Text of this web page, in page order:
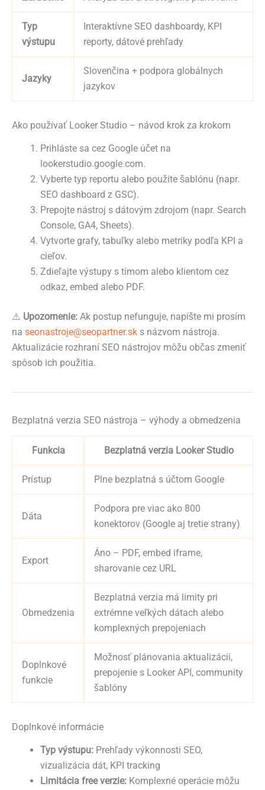
Typ
výstupu
Interaktívne SEO dashboardy, KPI
reporty, dátové prehľady
Jazyky
Slovenčina + podpora globálnych
jazykov
Ako používať Looker Studio – návod krok za krokom
Prihláste sa cez Google účet na
lookerstudio.google.com.
Vyberte typ reportu alebo použite šablónu (napr.
SEO dashboard z GSC).
Prepojte nástroj s dátovým zdrojom (napr. Search
Console, GA4, Sheets).
Vytvorte grafy, tabuľky alebo metriky podľa KPI a
cieľov.
Zdieľajte výstupy s tímom alebo klientom cez
odkaz, embed alebo PDF.
⚠️ Upozornenie: Ak postup nefunguje, napíšte mi prosím
na seonastroje@seopartner.sk s názvom nástroja.
Aktualizácie rozhraní SEO nástrojov môžu občas zmeniť
spôsob ich použitia.
Bezplatná verzia SEO nástroja – výhody a obmedzenia
Funkcia Bezplatná verzia Looker Studio
Prístup Plne bezplatná s účtom Google
Dáta
Podpora pre viac ako 800
konektorov (Google aj tretie strany)
Export
Áno – PDF, embed iframe,
sharovanie cez URL
Obmedzenia
Bezplatná verzia má limity pri
extrémne veľkých dátach alebo
komplexných prepojeniach
Doplnkové
funkcie
Možnosť plánovania aktualizácií,
prepojenie s Looker API, community
šablóny
Doplnkové informácie
Typ výstupu: Prehľady výkonnosti SEO,
vizualizácia dát, KPI tracking
Limitácia free verzie: Komplexné operácie môžu